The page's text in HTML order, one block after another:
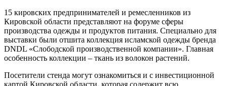
15 кировских предпринимателей и ремесленников из
Кировской области представляют на форуме сферы
производства одежды и продуктов питания. Специально для
выставки были отшита коллекция исламской одежды бренда
DNDL «Слободской производственной компании». Главная
особенность коллекции – ткань из волокон растений.
Посетители стенда могут ознакомиться и с инвестиционной
картой Кировской области, которая содержит всю